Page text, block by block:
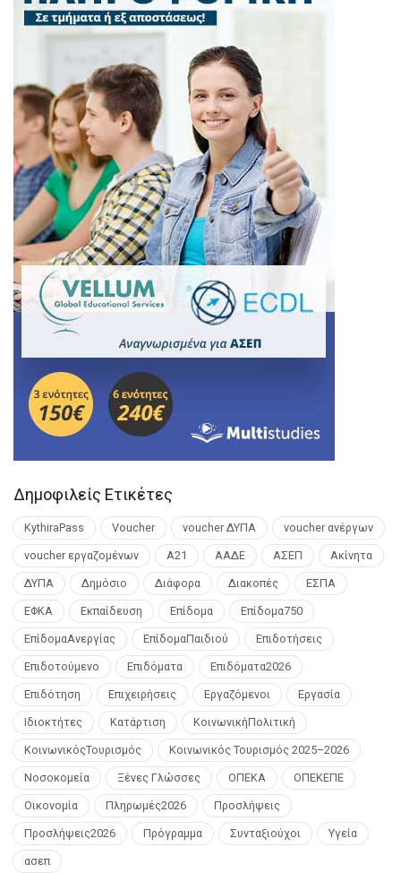
Δημοφιλείς Ετικέτες
KythiraPass Voucher voucher ΔΥΠΑ voucher ανέργων
voucher εργαζομένων Α21 ΑΑΔΕ ΑΣΕΠ Ακίνητα
ΔΥΠΑ Δημόσιο Διάφορα Διακοπές ΕΣΠΑ
ΕΦΚΑ Εκπαίδευση Επίδομα Επίδομα750
ΕπίδομαΑνεργίας ΕπίδομαΠαιδιού Επιδοτήσεις
Επιδοτούμενο Επιδόματα Επιδόματα2026
Επιδότηση Επιχειρήσεις Εργαζόμενοι Εργασία
Ιδιοκτήτες Κατάρτιση ΚοινωνικήΠολιτική
ΚοινωνικόςΤουρισμός Κοινωνικός Τουρισμός 2025–2026
Νοσοκομεία Ξένες Γλώσσες ΟΠΕΚΑ ΟΠΕΚΕΠΕ
Οικονομία Πληρωμές2026 Προσλήψεις
Προσλήψεις2026 Πρόγραμμα Συνταξιούχοι Υγεία
ασεπ